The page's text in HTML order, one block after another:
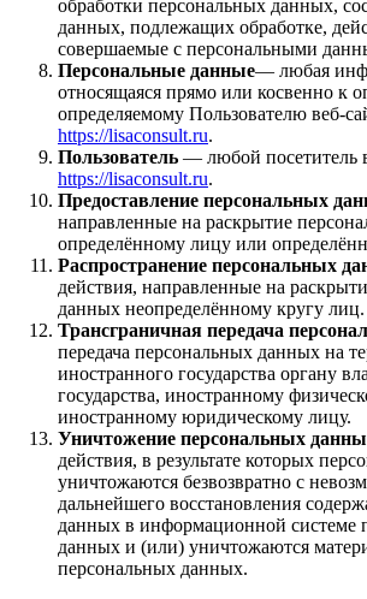
обработки персональных данных,
данных, подлежащих обработке,
совершаемые с персональными
Персональные данные— любая
относящаяся прямо или косвенно к
определяемому Пользователю веб-
https://lisaconsult.ru.
Пользователь — любой посетитель
https://lisaconsult.ru.
Предоставление персональных
направленные на раскрытие
определённому лицу или
Распространение персональных
действия, направленные на
данных неопределённому кругу лиц.
Трансграничная передача
передача персональных данных на
иностранного государства органу
государства, иностранному
иностранному юридическому лицу.
Уничтожение персональных
действия, в результате которых
уничтожаются безвозвратно с
дальнейшего восстановления
данных в информационной системе
данных и (или) уничтожаются
персональных данных.